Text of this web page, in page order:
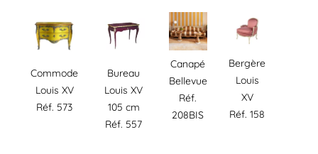
Commode
Louis XV
Réf. 573
Bureau
Louis XV
105 cm
Réf. 557
Canapé
Bellevue
Réf.
208BIS
Bergère
Louis
XV
Réf. 158